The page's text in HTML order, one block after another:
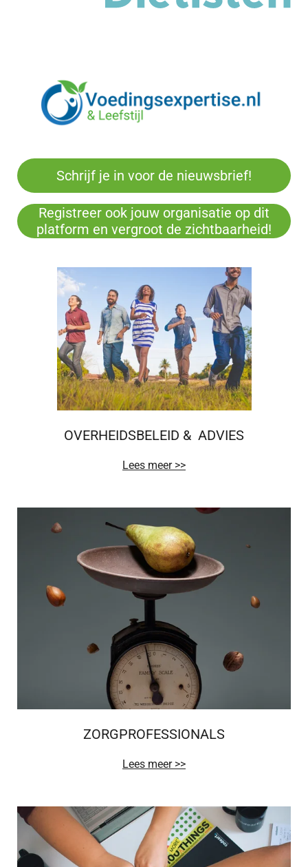
Schrijf je in voor de nieuwsbrief!
Registreer ook jouw organisatie op dit
platform en vergroot de zichtbaarheid!
OVERHEIDSBELEID & ADVIES
Lees meer >>
ZORGPROFESSIONALS
Lees meer >>